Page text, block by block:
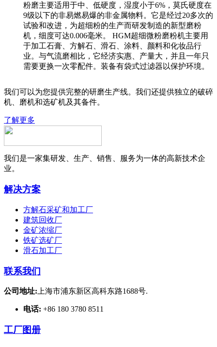
粉磨主要适用于中、低硬度，湿度小于6%，莫氏硬度在
9级以下的非易燃易爆的非金属物料。它是经过20多次的
试验和改进，为超细粉的生产而研发制造的新型磨粉
机，细度可达0.006毫米。 HGM超细微粉磨粉机主要用
于加工石膏、方解石、滑石、涂料、颜料和化妆品行
业。与气流磨相比，它经济实惠、产量大，并且一年只
需要更换一次零配件。装备有袋式过滤器以保护环境。
我们可以为您提供完整的研磨生产线。我们还提供独立的破碎
机、磨机和选矿机及其备件。
了解更多
我们是一家集研发、生产、销售、服务为一体的高新技术企
业。
解决方案
方解石采矿和加工厂
建筑回收厂
金矿浓缩厂
铁矿选矿厂
滑石加工厂
联系我们
公司地址: 上海市浦东新区高科东路1688号.
电话: +86 180 3780 8511
工厂图册